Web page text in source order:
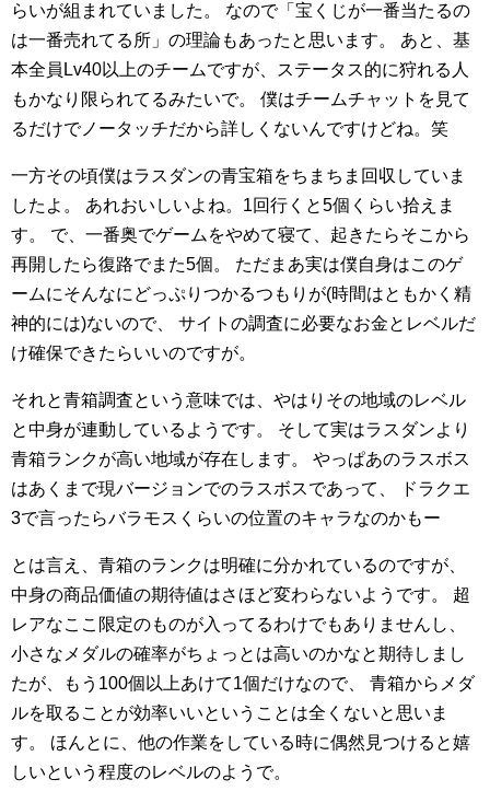
らいが組まれていました。
なので「宝くじが一番当たるの
は一番売れてる所」の理論もあったと思います。
あと、基
本全員Lv40以上のチームですが、ステータス的に狩れる人
もかなり限られてるみたいで。
僕はチームチャットを見て
るだけでノータッチだから詳しくないんですけどね。笑
一方その頃僕はラスダンの青宝箱をちまちま回収していま
したよ。
あれおいしいよね。1回行くと5個くらい拾えま
す。
で、一番奥でゲームをやめて寝て、起きたらそこから
再開したら復路でまた5個。
ただまあ実は僕自身はこのゲ
ームにそんなにどっぷりつかるつもりが(時間はともかく精
神的には)ないので、
サイトの調査に必要なお金とレベルだ
け確保できたらいいのですが。
それと青箱調査という意味では、やはりその地域のレベル
と中身が連動しているようです。
そして実はラスダンより
青箱ランクが高い地域が存在します。
やっぱあのラスボス
はあくまで現バージョンでのラスボスであって、
ドラクエ
3で言ったらバラモスくらいの位置のキャラなのかもー
とは言え、青箱のランクは明確に分かれているのですが、
中身の商品価値の期待値はさほど変わらないようです。
超
レアなここ限定のものが入ってるわけでもありませんし、
小さなメダルの確率がちょっとは高いのかなと期待しまし
たが、もう100個以上あけて1個だけなので、
青箱からメダ
ルを取ることが効率いいということは全くないと思いま
す。
ほんとに、他の作業をしている時に偶然見つけると嬉
しいという程度のレベルのようで。